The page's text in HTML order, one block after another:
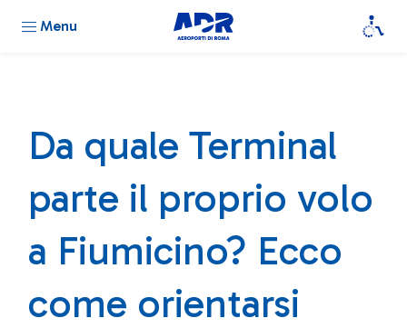
Menu
Da quale Terminal
parte il proprio volo
a Fiumicino? Ecco
come orientarsi